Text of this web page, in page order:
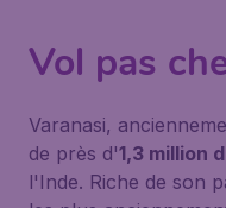
Vol pas
Varanasi,
de près d'1,3 million
l'Inde. Riche de son